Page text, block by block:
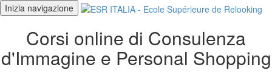
Inizia navigazione
Corsi online di Consulenza
d'Immagine e Personal Shopping